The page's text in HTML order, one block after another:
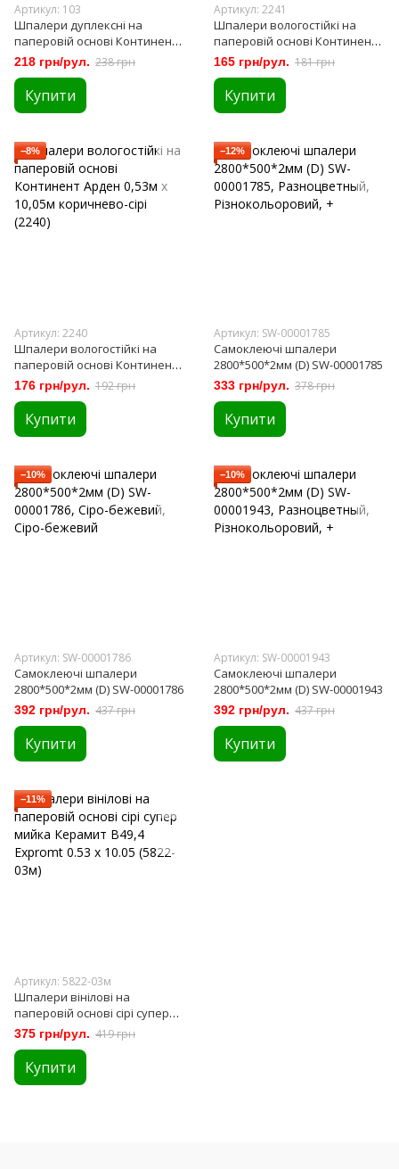
Артикул: 103
Шпалери дуплексні на
паперовій основі Континент
бежеві Арден 0,53м х 10,05м
коричнево-сірі (103)
218 грн/рул. 238 грн
Купити
Артикул: 2241
Шпалери вологостійкі на
паперовій основі Континент
Сірі Арден 0,53м х 10,05м (2241)
165 грн/рул. 181 грн
Купити
−8%
Артикул: 2240
Шпалери вологостійкі на
паперовій основі Континент
Арден 0,53м х 10,05м
коричнево-сірі (2240)
176 грн/рул. 192 грн
Купити
−12%
Артикул: SW-00001785
Самоклеючі шпалери
2800*500*2мм (D) SW-00001785
333 грн/рул. 378 грн
Купити
−10%
Артикул: SW-00001786
Самоклеючі шпалери
2800*500*2мм (D) SW-00001786
392 грн/рул. 437 грн
Купити
−10%
Артикул: SW-00001943
Самоклеючі шпалери
2800*500*2мм (D) SW-00001943
392 грн/рул. 437 грн
Купити
−11%
Артикул: 5822-03м
Шпалери вінілові на
паперовій основі сірі супер
мийка Керамит В49,4 Expromt
0.53 х 10.05 (5822-03м)
375 грн/рул. 419 грн
Купити